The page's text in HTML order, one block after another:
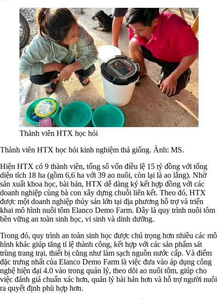
Thành viên HTX học hỏi
Thành viên HTX học hỏi kinh nghiệm thả giống. Ảnh: MS.
Hiện HTX có 9 thành viên, tổng số vốn điều lệ 15 tỷ đồng với tổng
diện tích 18 ha (gồm 6,6 ha với 39 ao nuôi, còn lại là ao lắng). Nhờ
sản xuất khoa học, bài bản, HTX dễ dàng ký kết hợp đồng với các
doanh nghiệp cùng bà con xây dựng chuỗi liên kết. Theo đó, HTX
được một doanh nghiệp thủy sản lớn tại địa phương hỗ trợ và triển
khai mô hình nuôi tôm Elanco Demo Farm. Đây là quy trình nuôi tôm
bền vững an toàn sinh học, vi sinh và dinh dưỡng.
Trong đó, quy trình an toàn sinh học được chú trọng hơn nhiều các mô
hình khác giúp tăng tỉ lệ thành công, kết hợp với các sản phẩm sát
trùng trang trại, thiết bị cũng như làm sạch nguồn nước cấp. Và điểm
đặc trưng nhất của Elanco Demo Farm là việc đưa vào áp dụng công
nghệ hiện đại 4.0 vào trong quản lý, theo dõi ao nuôi tôm, giúp cho
việc đánh giá chuẩn xác hơn, quản lý bài bản hơn và hỗ trợ người nuôi
ra quyết định phù hợp hơn.